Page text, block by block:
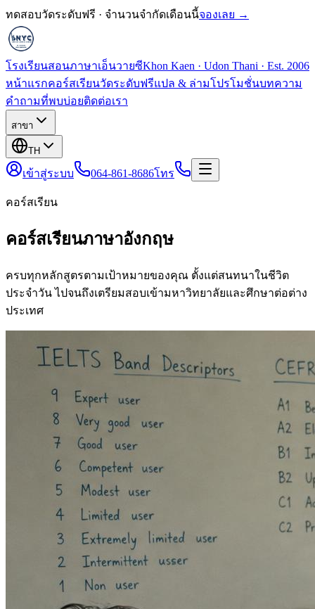
ทดสอบวัดระดับฟรี · จำนวนจำกัดเดือนนี้จองเลย →
โรงเรียนสอนภาษาเอ็นวายซีKhon Kaen · Udon Thani · Est. 2006
หน้าแรกคอร์สเรียนวัดระดับฟรีแปล & ล่ามโปรโมชั่นบทความ
คำถามที่พบบ่อยติดต่อเรา
สาขา
TH
เข้าสู่ระบบ 064-861-8686โทร
คอร์สเรียน
คอร์สเรียนภาษาอังกฤษ
ครบทุกหลักสูตรตามเป้าหมายของคุณ ตั้งแต่สนทนาในชีวิต
ประจำวัน ไปจนถึงเตรียมสอบเข้ามหาวิทยาลัยและศึกษาต่อต่าง
ประเทศ